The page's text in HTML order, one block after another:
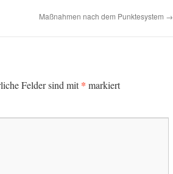
Maßnahmen nach dem Punktesystem →
Felder sind mit* markiert